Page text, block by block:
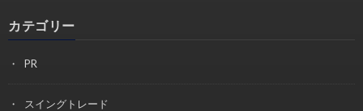
カテゴリー
PR
スイングトレード